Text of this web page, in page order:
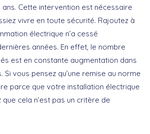
ans. Cette intervention est nécessaire
vivre en toute sécurité. Rajoutez à
électrique n’a cessé
années. En effet, le nombre
est en constante augmentation dans
vous pensez qu’une remise au norme
parce que votre installation électrique
cela n’est pas un critère de